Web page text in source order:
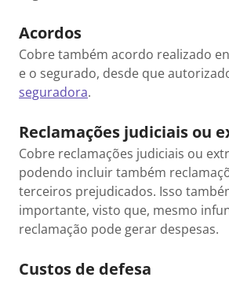
Acordos
Cobre também acordo realizado
e o segurado, desde que
seguradora.
Reclamações judiciais ou
Cobre reclamações judiciais ou
podendo incluir também
terceiros prejudicados. Isso
importante, visto que, mesmo
reclamação pode gerar despesas.
Custos de defesa